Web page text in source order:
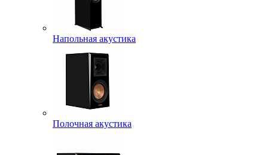
Напольная акустика
Полочная акустика